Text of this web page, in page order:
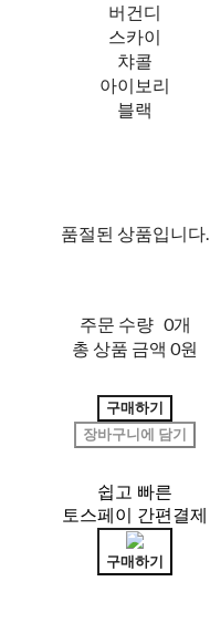
버건디
스카이
챠콜
아이보리
블랙
품절된 상품입니다.
주문 수량 0개
총 상품 금액 0원
구매하기
장바구니에 담기
쉽고 빠른
토스페이 간편결제
구매하기